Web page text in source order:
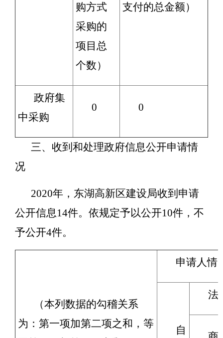
购方式
采购的
项目总
个数）
支付的总金额）
政府集
中采购
0 0
三、收到和处理政府信息公开申请情
况
2020年，东湖高新区建设局收到申请
公开信息14件。依规定予以公开10件，不
予公开4件。
（本列数据的勾稽关系
为：第一项加第二项之和，等
申请人情
自
法